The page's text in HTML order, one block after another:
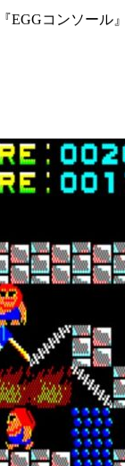
EGGコンソール